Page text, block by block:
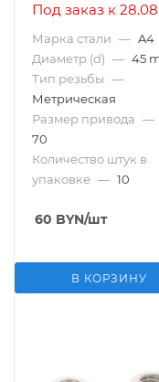
Под заказ к 28.08
Марка стали — A4
Диаметр (d) — 45
Тип резьбы —
Метрическая
Размер привода —
70
Количество штук в
упаковке — 10
60 BYN/шт
В КОРЗИНУ